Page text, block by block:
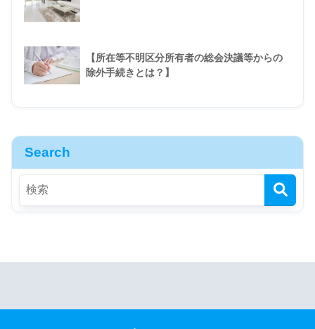
【所在等不明区分所有者の総会決議等からの
除外手続きとは？】
Search